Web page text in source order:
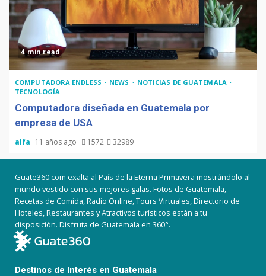
4 min read
COMPUTADORA ENDLESS NEWS
NOTICIAS DE GUATEMALA
TECNOLOGÍA
Computadora diseñada en Guatemala por
empresa de USA
alfa 11 años ago 1572 32989
Guate360.com exalta al País de la Eterna Primavera mostrándolo al
mundo vestido con sus mejores galas. Fotos de Guatemala,
Recetas de Comida, Radio Online, Tours Virtuales, Directorio de
Hoteles, Restaurantes y Atractivos turísticos están a tu
disposición. Disfruta de Guatemala en 360°.
Destinos de Interés en Guatemala